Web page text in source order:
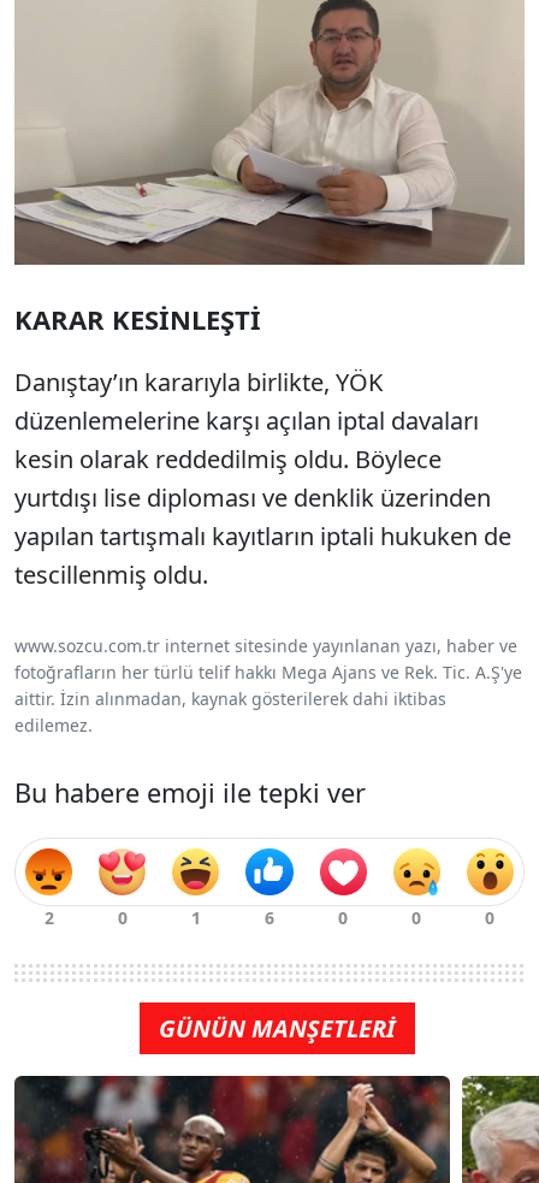
KARAR KESİNLEŞTİ
Danıştay’ın kararıyla birlikte, YÖK
düzenlemelerine karşı açılan iptal davaları
kesin olarak reddedilmiş oldu. Böylece
yurtdışı lise diploması ve denklik üzerinden
yapılan tartışmalı kayıtların iptali hukuken de
tescillenmiş oldu.
www.sozcu.com.tr internet sitesinde yayınlanan yazı, haber ve
fotoğrafların her türlü telif hakkı Mega Ajans ve Rek. Tic. A.Ş'ye
aittir. İzin alınmadan, kaynak gösterilerek dahi iktibas
edilemez.
Bu habere emoji ile tepki ver
GÜNÜN MANŞETLERİ